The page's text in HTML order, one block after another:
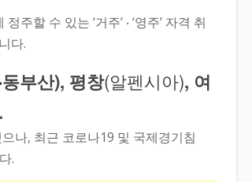
할 수 있는 ‘거주’ ‧ ‘영주’ 자격 취
다.
부산), 평창(알펜시아), 여
나, 최근 코로나19 및 국제경기침
.